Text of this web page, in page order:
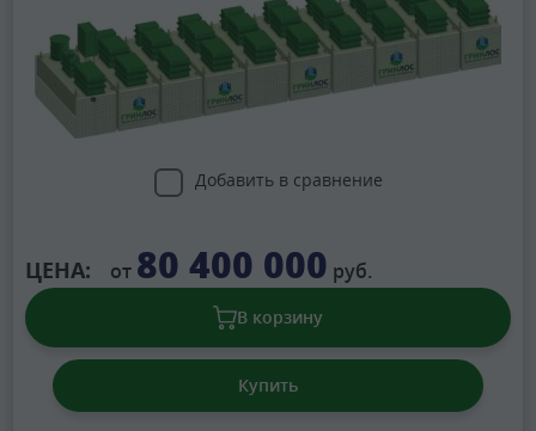
Добавить в сравнение
ЦЕНА: от 80 400 000 руб.
В корзину
Купить